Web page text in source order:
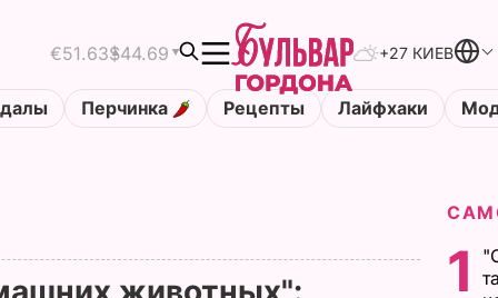
€51.63$44.69 +27 КИЕВ
Перчинка Рецепты Лайфхаки
1